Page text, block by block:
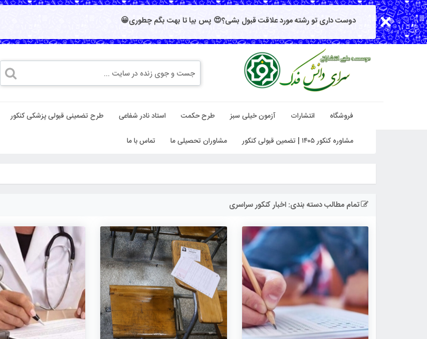
دوست داری تو رشته مورد علاقت قبول بشی؟😍 پس بیا تا بهت بگم چطوری😀
فروشگاه انتشارات آزمون خیلی سبز طرح حکمت استاد نادر شفاعی طرح تضمینی قبولی پزشکی کنکور
مشاوره کنکور ۱۴۰۵ | تضمین قبولی کنکور مشاوران تحصیلی ما تماس با ما
تمام مطالب دسته بندی: اخبار کنکور سراسری